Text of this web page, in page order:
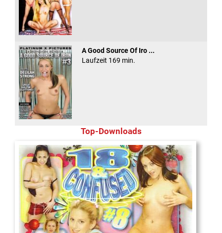
A Good Source Of Iro ...
Laufzeit 169 min.
Top-Downloads